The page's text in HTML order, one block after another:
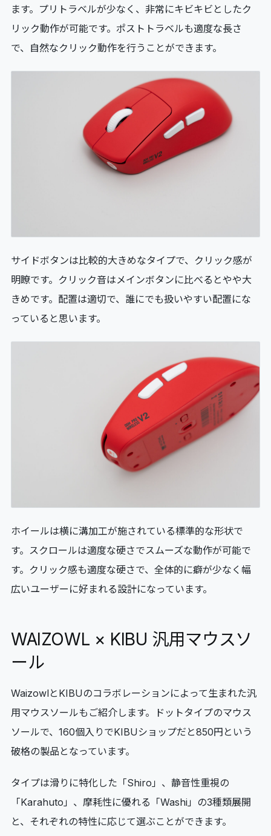
ます。プリトラベルが少なく、非常にキビキビとしたク
リック動作が可能です。ポストトラベルも適度な長さ
で、自然なクリック動作を行うことができます。
サイドボタンは比較的大きめなタイプで、クリック感が
明瞭です。クリック音はメインボタンに比べるとやや大
きめです。配置は適切で、誰にでも扱いやすい配置にな
っていると思います。
ホイールは横に溝加工が施されている標準的な形状で
す。スクロールは適度な硬さでスムーズな動作が可能で
す。クリック感も適度な硬さで、全体的に癖が少なく幅
広いユーザーに好まれる設計になっています。
WAIZOWL × KIBU 汎用マウスソ
ール
WaizowlとKIBUのコラボレーションによって生まれた汎
用マウスソールもご紹介します。ドットタイプのマウス
ソールで、160個入りでKIBUショップだと850円という
破格の製品となっています。
タイプは滑りに特化した「Shiro」、静音性重視の
「Karahuto」、摩耗性に優れる「Washi」の3種類展開
と、それぞれの特性に応じて選ぶことができます。